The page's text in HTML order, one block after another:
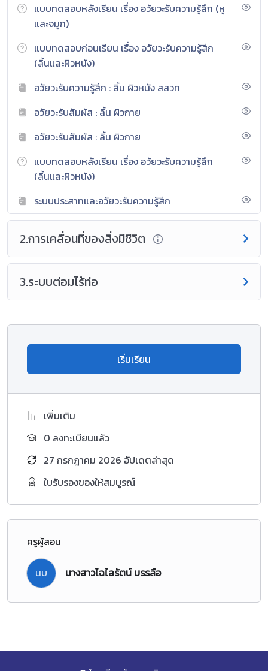
แบบทดสอบหลังเรียน เรื่อง อวัยวะรับความรู้สึก (หู
และจมูก)
แบบทดสอบก่อนเรียน เรื่อง อวัยวะรับความรู้สึก
(ลิ้นและผิวหนัง)
อวัยวะรับความรู้สึก : ลิ้น ผิวหนัง สสวท
อวัยวะรับสัมผัส : ลิ้น ผิวกาย
อวัยวะรับสัมผัส : ลิ้น ผิวกาย
แบบทดสอบหลังเรียน เรื่อง อวัยวะรับความรู้สึก
(ลิ้นและผิวหนัง)
ระบบประสาทและอวัยวะรับความรู้สึก
2.การเคลื่อนที่ของสิ่งมีชีวิต
3.ระบบต่อมไร้ท่อ
เริ่มเรียน
เพิ่มเติม
0 ลงทะเบียนแล้ว
27 กรกฎาคม 2026 อัปเดตล่าสุด
ใบรับรองของให้สมบูรณ์
ครูผู้สอน
นบ นางสาวไฉไลรัตน์ บรรลือ